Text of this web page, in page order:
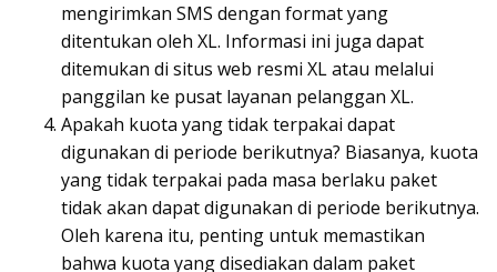
mengirimkan SMS dengan format yang
ditentukan oleh XL. Informasi ini juga dapat
ditemukan di situs web resmi XL atau melalui
panggilan ke pusat layanan pelanggan XL.
Apakah kuota yang tidak terpakai dapat
digunakan di periode berikutnya? Biasanya, kuota
yang tidak terpakai pada masa berlaku paket
tidak akan dapat digunakan di periode berikutnya.
Oleh karena itu, penting untuk memastikan
bahwa kuota yang disediakan dalam paket